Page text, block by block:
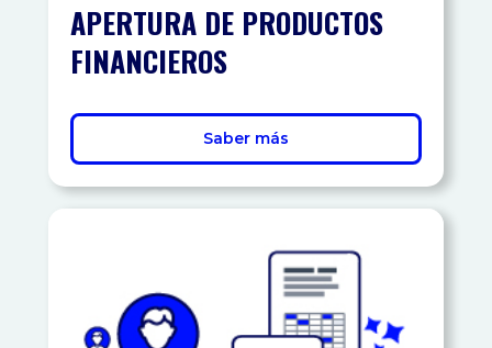
APERTURA DE PRODUCTOS
FINANCIEROS
Saber más